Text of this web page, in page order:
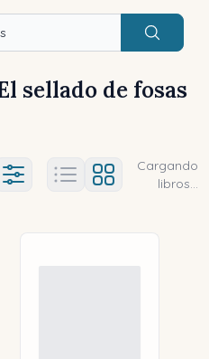
Buscar
sellado de fosas
z) Título (z-a)
Ajustes abierto
Cargando
libros...